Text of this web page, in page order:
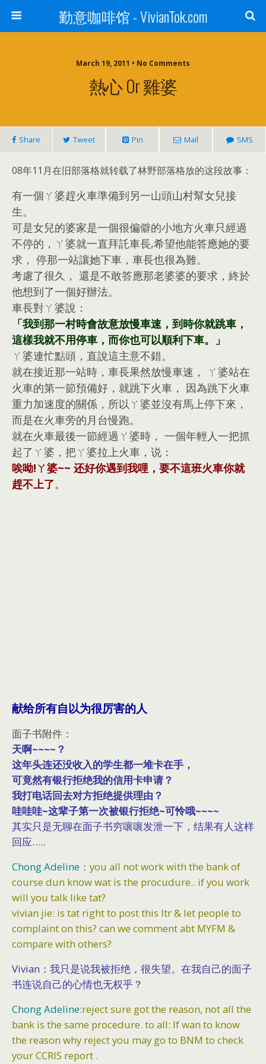
勤意咖啡馆 - VivianTok.com
March 19, 2011 • No Comments
熱心 Or 雞婆
Share Tweet Pin Mail SMS
08年11月在旧部落格就转载了林野部落格放的这段故事：
有一個ㄚ婆趕火車準備到另一山頭山村幫女兒接
生。
可是女兒的婆家是一個很偏僻的小地方火車只經過
不停的，ㄚ婆就一直拜託車長,希望他能答應她的要
求， 停那一站讓她下車，車長也很為難。
考慮了很久， 還是不敢答應那老婆婆的要求，終於
他想到了一個好辦法。
車長對ㄚ婆說：
「我到那一村時會故意放慢車速，到時你就跳車，
這樣我就不用停車，而你也可以順利下車。」
ㄚ婆連忙點頭，直說這主意不錯。
就在接近那一站時，車長果然放慢車速， ㄚ婆站在
火車的第一節預備好，就跳下火車， 因為跳下火車
重力加速度的關係，所以ㄚ婆並沒有馬上停下來，
而是在火車旁的月台慢跑。
就在火車最後一節經過ㄚ婆時， 一個年輕人一把抓
起了ㄚ婆，把ㄚ婆拉上火車，说：
唉呦!ㄚ婆~~ 还好你遇到我哩，要不這班火車你就
趕不上了。
献给所有自以为很厉害的人
面子书附件：
天啊~~~~？
这年头连还没收入的学生都一堆卡在手，
可竟然有银行拒绝我的信用卡申请？
我打电话回去对方拒绝提供理由？
哇哇哇~这辈子第一次被银行拒绝~可怜哦~~~~
其实只是无聊在面子书穷嚷嚷发泄一下，结果有人这样
回应…..
Chong Adeline： you all not work with the bank of
course dun know wat is the procudure.. if you work
will you talk like tat?
vivian jie: is tat right to post this ltr & let people to
complaint on this? can we comment abt MYFM &
compare with others?
Vivian：我只是说我被拒绝，很失望。在我自己的面子
书连说自己的心情也无权乎？
Chong Adeline:reject sure got the reason, not all the
bank is the same procedure. to all: If wan to know
the reason why reject you may go to BNM to check
your CCRIS report .